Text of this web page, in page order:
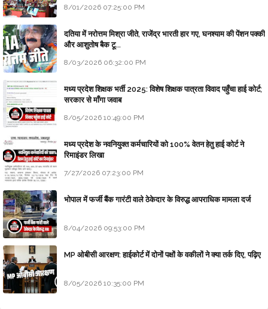
8/01/2026 07:25:00 PM
दतिया में नरोत्तम मिश्रा जीते, राजेंद्र भारती हार गए, घनश्याम की पेंशन पक्की
और आशुतोष बैक टू...
8/03/2026 06:32:00 PM
मध्य प्रदेश शिक्षक भर्ती 2025: विशेष शिक्षक पात्रता विवाद पहुँचा हाई कोर्ट;
सरकार से माँगा जवाब
8/05/2026 10:49:00 PM
मध्य प्रदेश के नवनियुक्त कर्मचारियों को 100% वेतन हेतु हाई कोर्ट ने
रिमाइंडर लिखा
7/27/2026 07:23:00 PM
भोपाल में फर्जी बैंक गारंटी वाले ठेकेदार के विरुद्ध आपराधिक मामला दर्ज
8/04/2026 09:53:00 PM
MP ओबीसी आरक्षण: हाईकोर्ट में दोनों पक्षों के वकीलों ने क्या तर्क दिए, पढ़िए
8/05/2026 10:35:00 PM